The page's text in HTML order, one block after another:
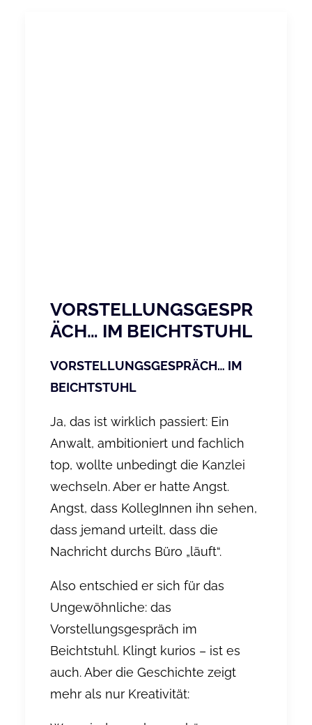
VORSTELLUNGSGESPR
ÄCH… IM BEICHTSTUHL
VORSTELLUNGSGESPRÄCH… IM
BEICHTSTUHL
Ja, das ist wirklich passiert: Ein
Anwalt, ambitioniert und fachlich
top, wollte unbedingt die Kanzlei
wechseln. Aber er hatte Angst.
Angst, dass KollegInnen ihn sehen,
dass jemand urteilt, dass die
Nachricht durchs Büro „läuft“.
Also entschied er sich für das
Ungewöhnliche: das
Vorstellungsgespräch im
Beichtstuhl. Klingt kurios – ist es
auch. Aber die Geschichte zeigt
mehr als nur Kreativität: